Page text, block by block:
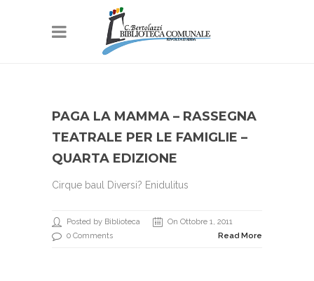
PAGA LA MAMMA – RASSEGNA
TEATRALE PER LE FAMIGLIE –
QUARTA EDIZIONE
Cirque baul Diversi? Enidulitus
Posted by Biblioteca
On Ottobre 1, 2011
0 Comments
Read More